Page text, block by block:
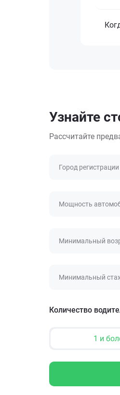
Узнайте
Рассчитайте
Город регистрации
Мощность
Минимальный
Минимальный
Количество
1 и